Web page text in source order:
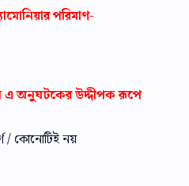
পরিমাণ-
এ অনুঘটকের উদ্দীপক রূপে
/ কোনোটিই নয়